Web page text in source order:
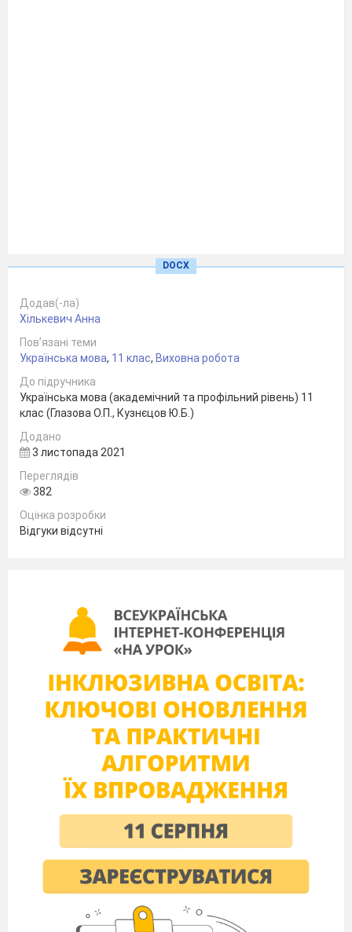
Назва виду документа.
Прізвище, ім'я, по батькові.
навчальних закладів, у яких людина вчилася).
Відомості про трудову діяльність (стисло, у
хронологічній послідовності назви місць роботи й
Відомості про громадську роботу (всі її види).
Короткі відомості про склад сім'ї (батько, мати, чоловік,
дружина, діти): рік народження, професія, місце роботи
кожного члена родини.
Дата написання й підпис автора.
DOCX
Додав(-ла)
Хількевич Анна
Пов’язані теми
Українська мова, 11 клас, Виховна робота
До підручника
Українська мова (академічний та профільний рівень) 11
клас (Глазова О.П., Кузнєцов Ю.Б.)
Додано
3 листопада 2021
Переглядів
382
Оцінка розробки
Відгуки відсутні